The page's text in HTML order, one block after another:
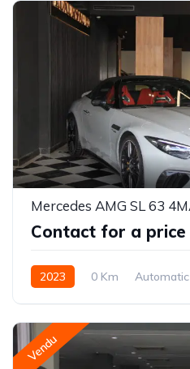
Contact for a price
2023 0 Km Automatic
Vendu